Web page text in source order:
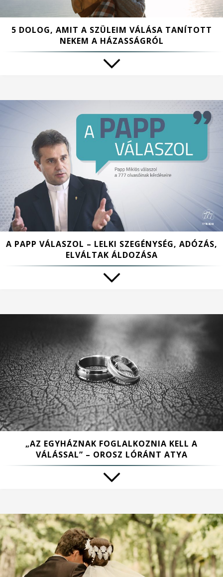
5 DOLOG, AMIT A SZÜLEIM VÁLÁSA TANÍTOTT
NEKEM A HÁZASSÁGRÓL
A PAPP VÁLASZOL – LELKI SZEGÉNYSÉG, ADÓZÁS,
ELVÁLTAK ÁLDOZÁSA
„AZ EGYHÁZNAK FOGLALKOZNIA KELL A
VÁLÁSSAL” – OROSZ LÓRÁNT ATYA